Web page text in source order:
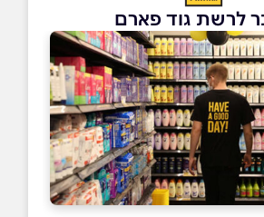
לרשת גוד פארם